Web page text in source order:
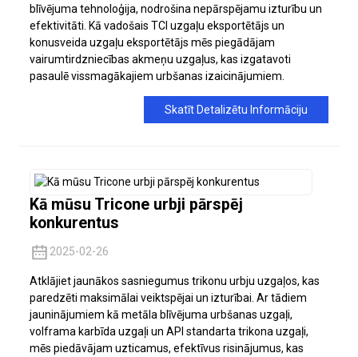
blīvējuma tehnoloģija, nodrošina nepārspējamu izturību un
efektivitāti. Kā vadošais TCI uzgaļu eksportētājs un
konusveida uzgaļu eksportētājs mēs piegādājam
vairumtirdzniecības akmeņu uzgaļus, kas izgatavoti
pasaulē vissmagākajiem urbšanas izaicinājumiem.
Skatīt Detalizētu Informāciju
Kā mūsu Tricone urbji pārspēj
konkurentus
2025-02-26
Atklājiet jaunākos sasniegumus trikonu urbju uzgaļos, kas
paredzēti maksimālai veiktspējai un izturībai. Ar tādiem
jauninājumiem kā metāla blīvējuma urbšanas uzgaļi,
volframa karbīda uzgaļi un API standarta trikona uzgaļi,
mēs piedāvājam uzticamus, efektīvus risinājumus, kas